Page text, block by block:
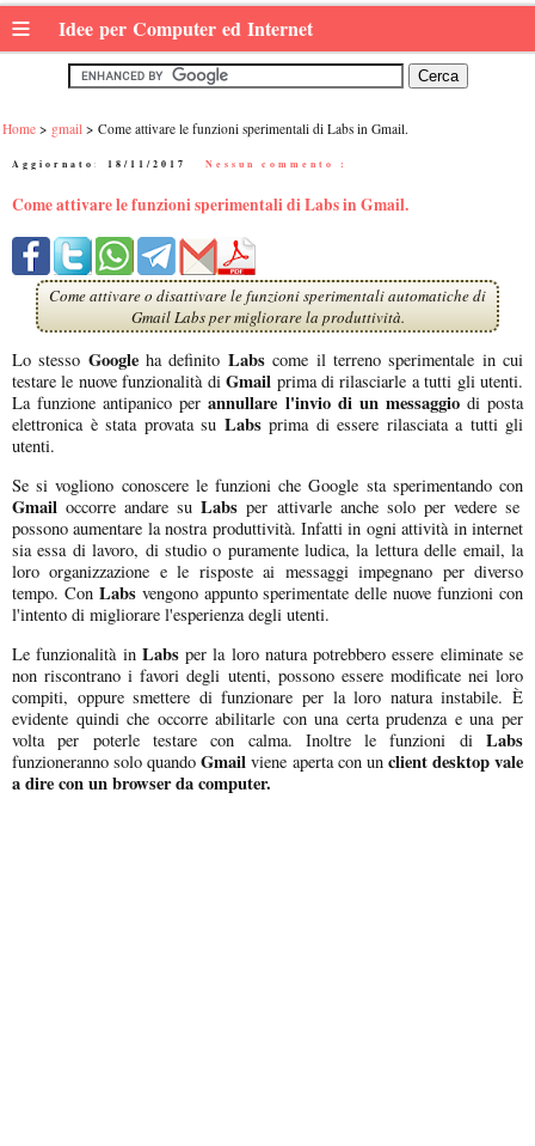
≡ Idee per Computer ed Internet
Home gmail Come attivare le funzioni sperimentali di Labs in Gmail.
Aggiornato: 18/11/2017 Nessun commento :
Come attivare le funzioni sperimentali di Labs in Gmail.
Come attivare o disattivare le funzioni sperimentali automatiche di
Gmail Labs per migliorare la produttività.
Lo stesso Googleha definito Labscome il terreno sperimentale in cui
testare le nuove funzionalità diGmail prima di rilasciarle a tutti gli utenti.
La funzione antipanico per annullare l'invio di un messaggiodi posta
elettronica è stata provata su Labsprima di essere rilasciata a tutti gli
utenti.
Se si vogliono conoscere le funzioni che Google sta sperimentando con
Gmail occorre andare su Labs per attivarle anche solo per vedere se
possono aumentare la nostra produttività. Infatti in ogni attività in internet
sia essa di lavoro, di studio o puramente ludica, la lettura delle email, la
loro organizzazione e le risposte ai messaggi impegnano per diverso
tempo. ConLabsvengono appunto sperimentate delle nuove funzioni con
l'intento di migliorare l'esperienza degli utenti.
Le funzionalità in Labsper la loro natura potrebbero essere eliminate se
non riscontrano i favori degli utenti, possono essere modificate nei loro
compiti, oppure smettere di funzionare per la loro natura instabile. È
evidente quindi che occorre abilitarle con una certa prudenza e una per
volta per poterle testare con calma. Inoltre le funzioni di Labs
funzioneranno solo quandoGmailviene aperta con un client desktop vale
a dire con un browser da computer.